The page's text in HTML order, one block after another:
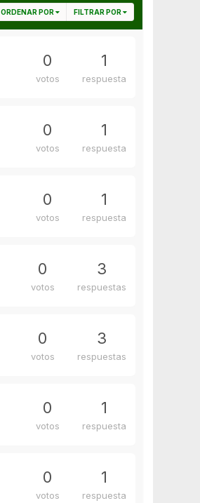
ORDENAR POR FILTRAR POR
0
votos
1
respuesta
0
votos
1
respuesta
0
votos
1
respuesta
0
votos
3
respuestas
0
votos
3
respuestas
0
votos
1
respuesta
0
votos
1
respuesta